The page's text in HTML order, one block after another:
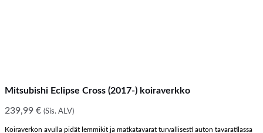
Mitsubishi Eclipse Cross (2017-) koiraverkko
239,99 € (Sis. ALV)
Koiraverkon avulla pidät lemmikit ja matkatavarat turvallisesti auton tavaratilassa